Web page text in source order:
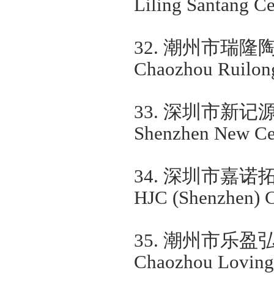
Liling Santang
32. 潮州市瑞隆
Chaozhou
33. 深圳市新记
Shenzhen New
34. 深圳市嘉诺
HJC (Shenzhen)
35. 潮州市乐盈
Chaozhou